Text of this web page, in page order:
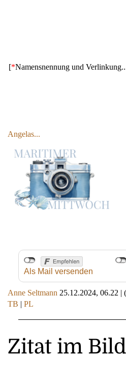
[*Namensnennung und
Angelas...
Als Mail versenden
Anne Seltmann 25.12.2024, 06.22 |
TB | PL
Zitat im Bild